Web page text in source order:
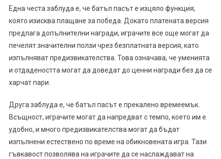
Една честа заблуда е, че батъл пасът е изцяло функция,
която изисква плащане за победа. Докато платената версия
предлага допълнителни награди, играчите все още могат да
печелят значителни ползи чрез безплатната версия, като
изпълняват предизвикателства. Това означава, че уменията
и отдадеността могат да доведат до ценни награди без да се
харчат пари.
Друга заблуда е, че батъл пасът е прекалено времеемък.
Всъщност, играчите могат да напредват с темпо, което им е
удобно, и много предизвикателства могат да бъдат
изпълнени естествено по време на обикновената игра. Тази
гъвкавост позволява на играчите да се наслаждават на